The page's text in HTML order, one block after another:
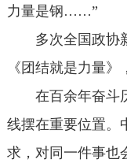
力量是钢……”
多次全国政协
《团结就是力量》
在百余年奋斗
线摆在重要位置。
求，对同一件事也